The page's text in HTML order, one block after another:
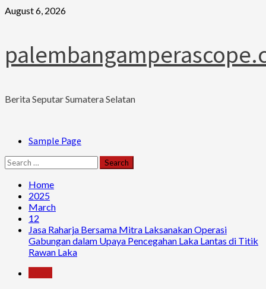
Skip
August 6, 2026
Berita Seputar Sumatera Selatan
PrimarySample Page
Search
for:
Home
2025
March
12
Jasa Raharja Bersama Mitra Laksanakan Operasi
Gabungan dalam Upaya Pencegahan Laka Lantas di Titik
Rawan Laka